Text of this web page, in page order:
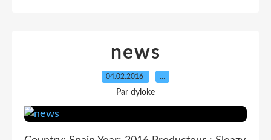
news
04.02.2016 …
Par dyloke